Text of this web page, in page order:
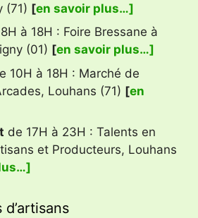
(71) [en savoir plus…]
à 18H : Foire Bressane à
(01) [en savoir plus…]
10H à 18H : Marché de
Louhans (71) [en
de 17H à 23H : Talents en
et Producteurs, Louhans